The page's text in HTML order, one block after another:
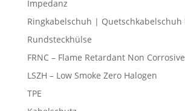
Impedanz
Ringkabelschuh | Quetschkabelschuh
Rundsteckhülse
FRNC – Flame Retardant Non Corrosive
LSZH – Low Smoke Zero Halogen
TPE